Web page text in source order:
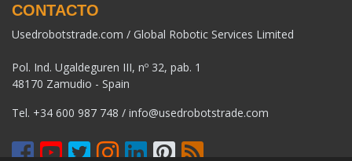
CONTACTO
Usedrobotstrade.com / Global Robotic Services Limited
Pol. Ind. Ugaldeguren III, nº 32, pab. 1
48170 Zamudio - Spain
Tel. +34 600 987 748 / info@usedrobotstrade.com